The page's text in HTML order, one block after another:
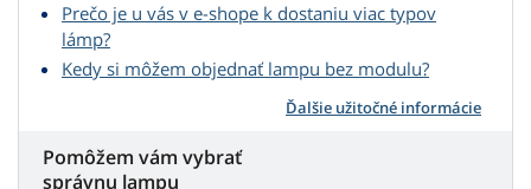
Prečo je u vás v e-shope k dostaniu viac typov
lámp?
Kedy si môžem objednať lampu bez modulu?
Ďalšie užitočné informácie
Pomôžem vám vybrať
správnu lampu